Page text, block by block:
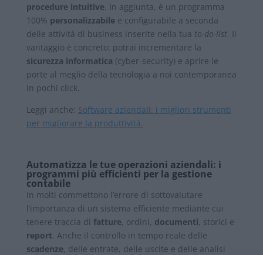
procedure intuitive. In aggiunta, è un programma
100% personalizzabilee configurabile a seconda
delle attività di business inserite nella tua to-do-list. Il
vantaggio è concreto: potrai incrementare la
sicurezza informatica (cyber-security) e aprire le
porte al meglio della tecnologia a noi contemporanea
in pochi click.
Leggi anche: Software aziendali: i migliori strumenti
per migliorare la produttività.
Automatizza le tue operazioni aziendali: i
programmi più efficienti per la gestione
contabile
In molti commettono l’errore di sottovalutare
l’importanza di un sistema efficiente mediante cui
tenere traccia di fatture, ordini, documenti, storici e
report. Anche il controllo in tempo reale delle
scadenze, delle entrate, delle uscite e delle analisi